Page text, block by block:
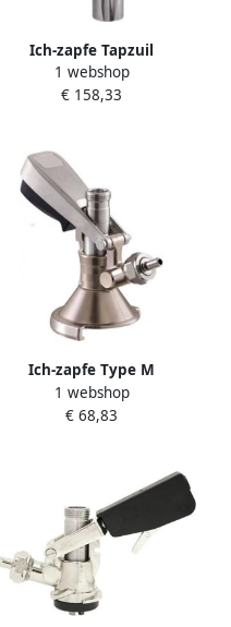
Ich-zapfe Tapzuil
benzinepomp model Tower
gepolijst 1-lijns
1 webshop
€ 158,33
Ich-zapfe Type M
Fustkoppeling Bierfust
koppeling Combi
bierfust zonder uitloop 2 x
5 8
1 webshop
€ 68,83